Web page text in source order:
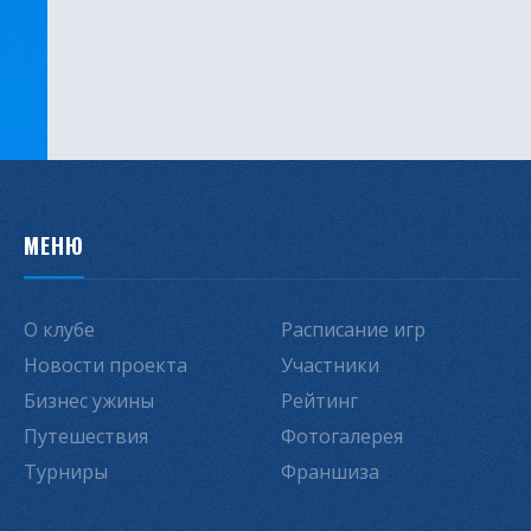
МЕНЮ
О клубе
Новости проекта
Бизнес ужины
Путешествия
Турниры
Расписание игр
Участники
Рейтинг
Фотогалерея
Франшиза